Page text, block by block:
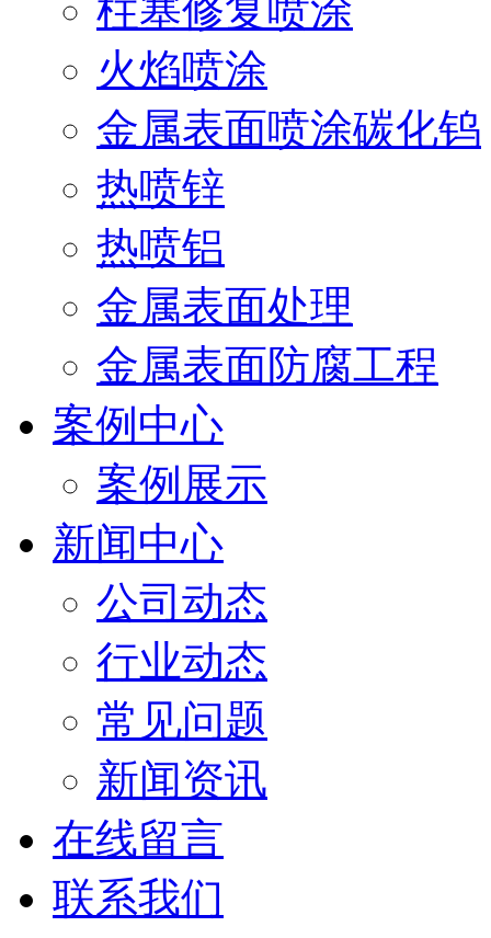
柱塞修复喷涂
火焰喷涂
金属表面喷涂碳化钨
热喷锌
热喷铝
金属表面处理
金属表面防腐工程
案例中心
案例展示
新闻中心
公司动态
行业动态
常见问题
新闻资讯
在线留言
联系我们